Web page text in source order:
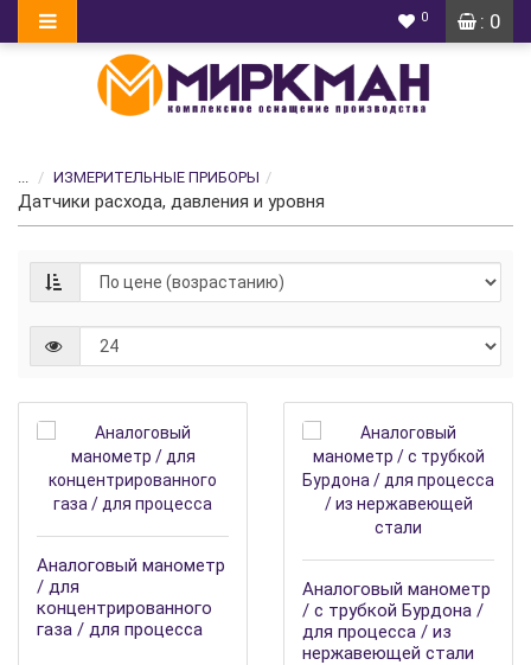
: 0
0
... ИЗМЕРИТЕЛЬНЫЕ ПРИБОРЫ
Датчики расхода, давления и уровня
Аналоговый манометр
/ для
концентрированного
газа / для процесса
Аналоговый манометр
/ с трубкой Бурдона /
для процесса / из
нержавеющей стали